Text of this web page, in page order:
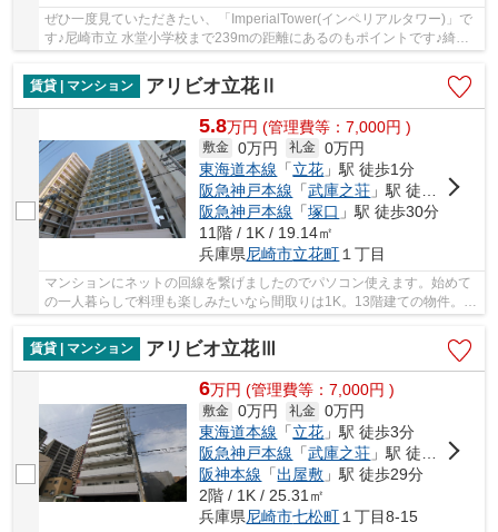
ぜひ一度見ていただきたい、「ImperialTower(インペリアルタワー)」で
す♪尼崎市立 水堂小学校まで239mの距離にあるのもポイントです♪綺麗
な室内と機能的な設備のある物件です♪暮らしに...
賃貸 | マンション
アリビオ立花Ⅱ
5.8万円 (管理費等：7,000円 )
敷金 0万円 礼金 0万円
東海道本線 「立花 」駅 徒歩1分
阪急神戸本線 「武庫之荘 」駅 徒歩25分
阪急神戸本線 「塚口 」駅 徒歩30分
11階 / 1K / 19.14㎡
兵庫県尼崎市立花町 １丁目
マンションにネットの回線を繋げましたのでパソコン使えます。始めて
の一人暮らしで料理も楽しみたいなら間取りは1K。13階建ての物件。毎
日のお洗濯も楽にできるバルコニーのある物件...
賃貸 | マンション
アリビオ立花Ⅲ
6万円 (管理費等：7,000円 )
敷金 0万円 礼金 0万円
東海道本線 「立花 」駅 徒歩3分
阪急神戸本線 「武庫之荘 」駅 徒歩30分
阪神本線 「出屋敷 」駅 徒歩29分
2階 / 1K / 25.31㎡
兵庫県尼崎市七松町１丁目8-15